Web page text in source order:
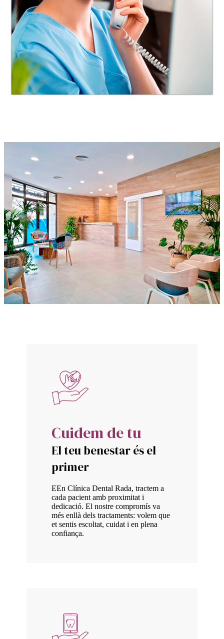
Cuidem de tu
El teu benestar és el
primer
EEn Clínica Dental Rada, tractem a
cada pacient amb proximitat i
dedicació. El nostre compromís va
més enllà dels tractaments: volem que
et sentis escoltat, cuidat i en plena
confiança.